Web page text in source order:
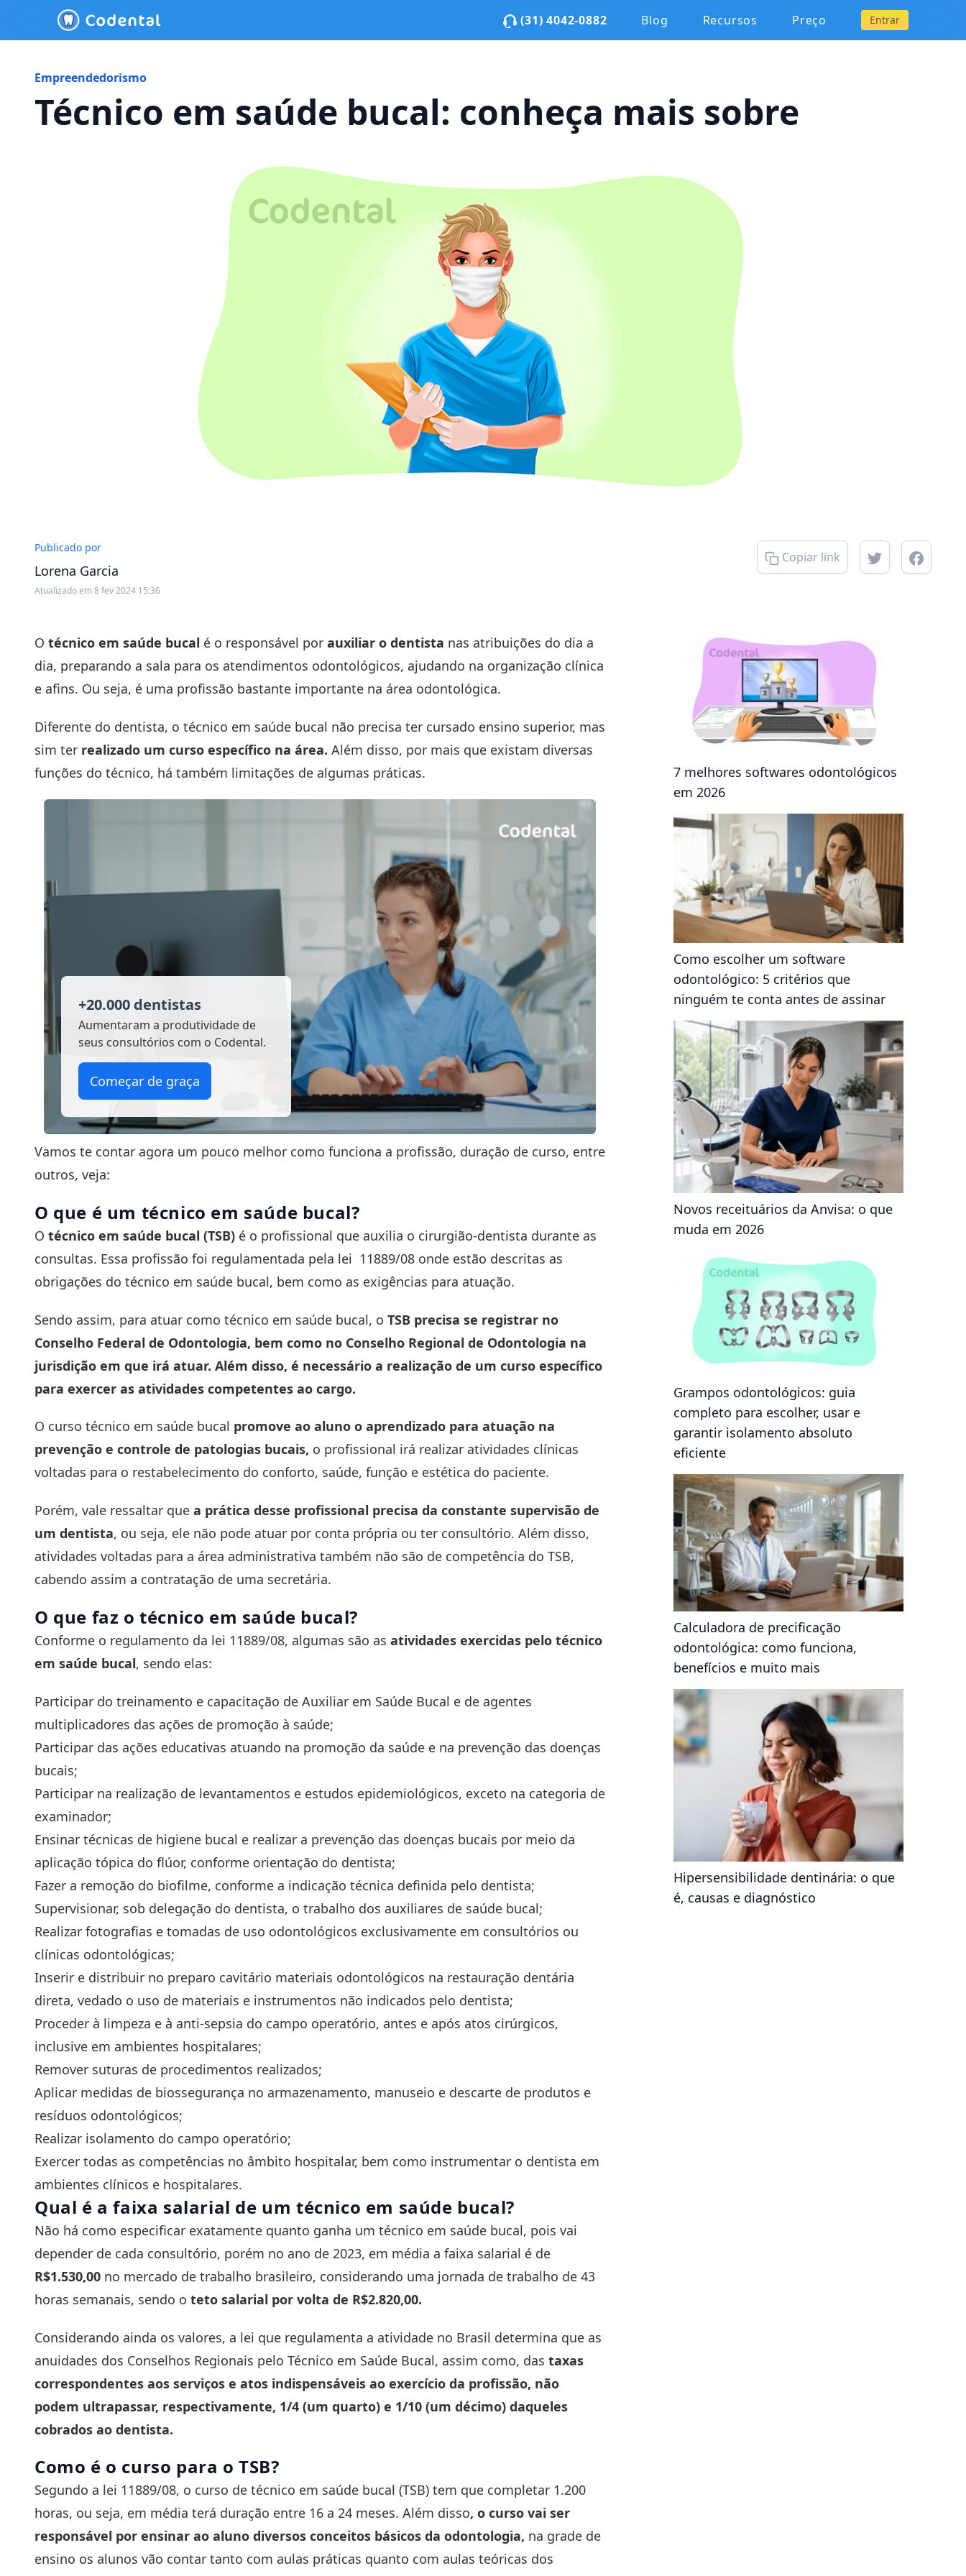
(31) 4042-0882 Blog Recursos Preço Entrar
Empreendedorismo
Técnico em saúde bucal: conheça mais sobre
Publicado por
Lorena Garcia
Atualizado em 8 fev 2024 15:36
Copiar link
O técnico em saúde bucal é o responsável por auxiliar o dentista nas atribuições do dia a
dia, preparando a sala para os atendimentos odontológicos, ajudando na organização clínica
e afins. Ou seja, é uma profissão bastante importante na área odontológica.
Diferente do dentista, o técnico em saúde bucal não precisa ter cursado ensino superior, mas
sim ter realizado um curso específico na área. Além disso, por mais que existam diversas
funções do técnico, há também limitações de algumas práticas.
+20.000 dentistas
Aumentaram a produtividadede
seus consultórios com o Codental.
Começar de graça
Vamos te contar agora um pouco melhor como funciona a profissão, duração de curso, entre
outros, veja:
O que é um técnico em saúde bucal?
O técnico em saúde bucal (TSB) é o profissional que auxilia o cirurgião-dentista durante as
consultas. Essa profissão foi regulamentada pela lei 11889/08 onde estão descritas as
obrigações do técnico em saúde bucal, bem como as exigências para atuação.
Sendo assim, para atuar como técnico em saúde bucal, o TSB precisa se registrar no
Conselho Federal de Odontologia, bem como no Conselho Regional de Odontologia na
jurisdição em que irá atuar. Além disso, é necessário a realização de um curso específico
para exercer as atividades competentes ao cargo.
O curso técnico em saúde bucal promove ao aluno o aprendizado para atuação na
prevenção e controle de patologias bucais, o profissional irá realizar atividades clínicas
voltadas para o restabelecimento do conforto, saúde, função e estética do paciente.
Porém, vale ressaltar que a prática desse profissional precisa da constante supervisão de
um dentista, ou seja, ele não pode atuar por conta própria ou ter consultório. Além disso,
atividades voltadas para a área administrativa também não são de competência do TSB,
cabendo assim a contratação de uma secretária.
O que faz o técnico em saúde bucal?
Conforme o regulamento da lei 11889/08, algumas são as atividades exercidas pelo técnico
em saúde bucal, sendo elas:
Participar do treinamento e capacitação de Auxiliar em Saúde Bucal e de agentes
multiplicadores das ações de promoção à saúde;
Participar das ações educativas atuando na promoção da saúde e na prevenção das doenças
bucais;
Participar na realização de levantamentos e estudos epidemiológicos, exceto na categoria de
examinador;
Ensinar técnicas de higiene bucal e realizar a prevenção das doenças bucais por meio da
aplicação tópica do flúor, conforme orientação do dentista;
Fazer a remoção do biofilme, conforme a indicação técnica definida pelo dentista;
Supervisionar, sob delegação do dentista, o trabalho dos auxiliares de saúde bucal;
Realizar fotografias e tomadas de uso odontológicos exclusivamente em consultórios ou
clínicas odontológicas;
Inserir e distribuir no preparo cavitário materiais odontológicos na restauração dentária
direta, vedado o uso de materiais e instrumentos não indicados pelo dentista;
Proceder à limpeza e à anti-sepsia do campo operatório, antes e após atos cirúrgicos,
inclusive em ambientes hospitalares;
Remover suturas de procedimentos realizados;
Aplicar medidas de biossegurança no armazenamento, manuseio e descarte de produtos e
resíduos odontológicos;
Realizar isolamento do campo operatório;
Exercer todas as competências no âmbito hospitalar, bem como instrumentar o dentista em
ambientes clínicos e hospitalares.
Qual é a faixa salarial de um técnico em saúde bucal?
Não há como especificar exatamente quanto ganha um técnico em saúde bucal, pois vai
depender de cada consultório, porém no ano de 2023, em média a faixa salarial é de
R$1.530,00 no mercado de trabalho brasileiro, considerando uma jornada de trabalho de 43
horas semanais, sendo o teto salarial por volta de R$2.820,00.
Considerando ainda os valores, a lei que regulamenta a atividade no Brasil determina que as
anuidades dos Conselhos Regionais pelo Técnico em Saúde Bucal, assim como, das taxas
correspondentes aos serviços e atos indispensáveis ao exercício da profissão, não
podem ultrapassar, respectivamente, 1/4 (um quarto) e 1/10 (um décimo) daqueles
cobrados ao dentista.
Como é o curso para o TSB?
Segundo a lei 11889/08, o curso de técnico em saúde bucal (TSB) tem que completar 1.200
horas, ou seja, em média terá duração entre 16 a 24 meses. Além disso, o curso vai ser
responsável por ensinar ao aluno diversos conceitos básicos da odontologia, na grade de
ensino os alunos vão contar tanto com aulas práticas quanto com aulas teóricas dos
7 melhores softwares odontológicos
em 2026
Como escolher um software
odontológico: 5 critérios que
ninguém te conta antes de assinar
Novos receituários da Anvisa: o que
muda em 2026
Grampos odontológicos: guia
completo para escolher, usar e
garantir isolamento absoluto
eficiente
Calculadora de precificação
odontológica: como funciona,
benefícios e muito mais
Hipersensibilidade dentinária: o que
é, causas e diagnóstico